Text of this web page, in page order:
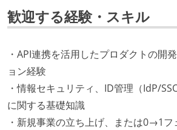
歓迎する経験・スキル
・API連携を活用したプロダクトの開
ョン経験
・情報セキュリティ、ID管理（IdP/
に関する基礎知識
・新規事業の立ち上げ、または0→1フ